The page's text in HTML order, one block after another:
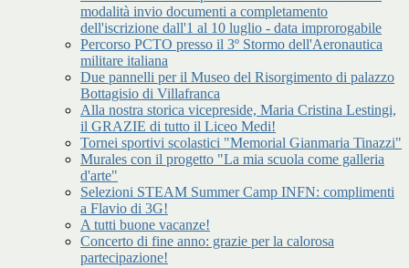
modalità invio documenti a completamento
dell'iscrizione dall'1 al 10 luglio - data improrogabile
Percorso PCTO presso il 3º Stormo dell'Aeronautica
militare italiana
Due pannelli per il Museo del Risorgimento di palazzo
Bottagisio di Villafranca
Alla nostra storica vicepreside, Maria Cristina Lestingi,
il GRAZIE di tutto il Liceo Medi!
Tornei sportivi scolastici "Memorial Gianmaria Tinazzi"
Murales con il progetto "La mia scuola come galleria
d'arte"
Selezioni STEAM Summer Camp INFN: complimenti
a Flavio di 3G!
A tutti buone vacanze!
Concerto di fine anno: grazie per la calorosa
partecipazione!